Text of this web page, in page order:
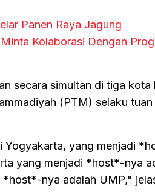
Panen Raya Jagung
Kolaborasi Dengan
secara simultan di tiga kota
(PTM) selaku tuan
Yogyakarta, yang menjadi
yang menjadi *host*-nya
nya adalah UMP,"